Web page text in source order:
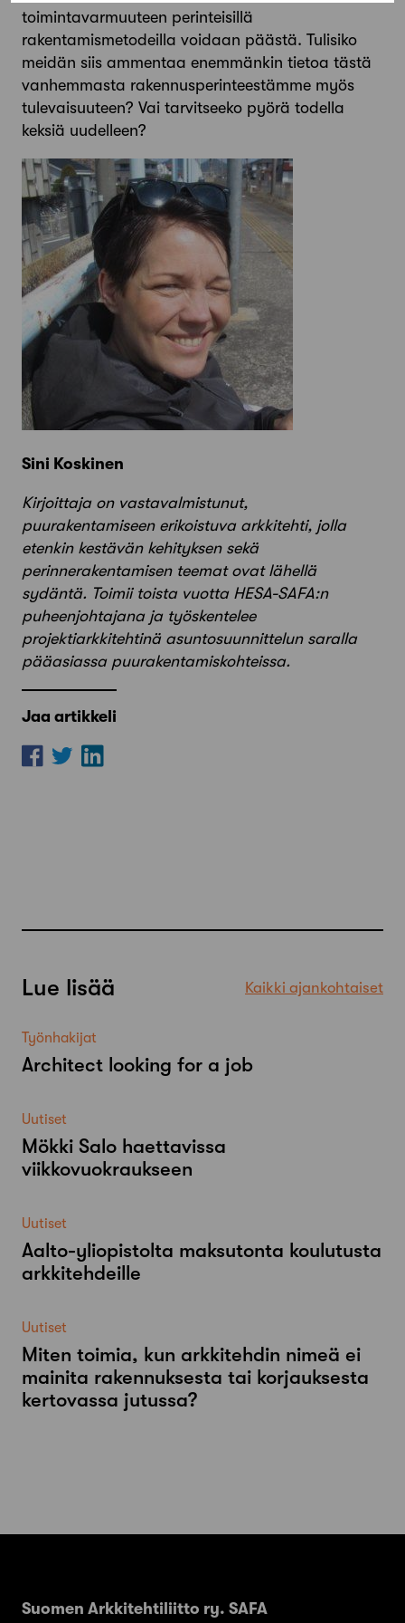
toimintavarmuuteen perinteisillä
rakentamismetodeilla voidaan päästä. Tulisiko
meidän siis ammentaa enemmänkin tietoa tästä
vanhemmasta rakennusperinteestämme myös
tulevaisuuteen? Vai tarvitseeko pyörä todella
keksiä uudelleen?
Sini Koskinen
Kirjoittaja on vastavalmistunut,
puurakentamiseen erikoistuva arkkitehti, jolla
etenkin kestävän kehityksen sekä
perinnerakentamisen teemat ovat lähellä
sydäntä. Toimii toista vuotta HESA-SAFA:n
puheenjohtajana ja työskentelee
projektiarkkitehtinä asuntosuunnittelun saralla
pääasiassa puurakentamiskohteissa.
Jaa artikkeli
Lue lisää Kaikki ajankohtaiset
Työnhakijat
Architect looking for a job
Uutiset
Mökki Salo haettavissa
viikkovuokraukseen
Uutiset
Aalto-​yliopistolta maksutonta koulutusta
arkkitehdeille
Uutiset
Miten toimia, kun arkkitehdin nimeä ei
mainita rakennuksesta tai korjauksesta
kertovassa jutussa?
Suomen Arkkitehtiliitto ry. SAFA